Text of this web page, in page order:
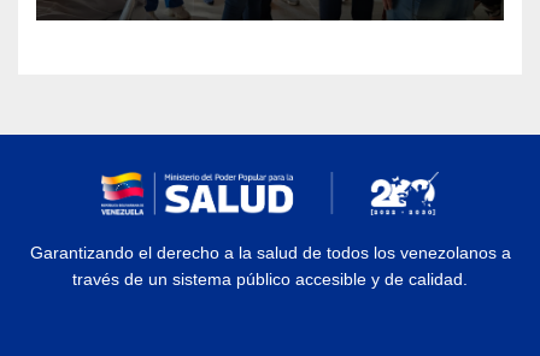
Garantizando el derecho a la salud de todos los venezolanos a
través de un sistema público accesible y de calidad.